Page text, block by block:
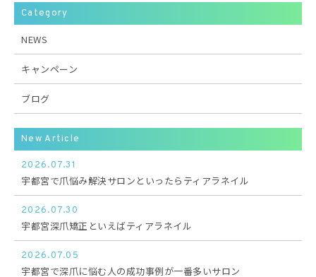
Category
NEWS
キャンペーン
ブログ
New Article
2026.07.31
宇都宮で爪悩み解決サロンといったらティアラネイル
2026.07.30
宇都宮深爪矯正といえばティアラネイル
2026.07.05
宇都宮で深爪に悩む人の成功事例が一番多いサロン